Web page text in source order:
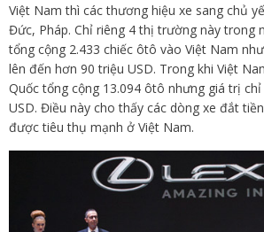
Việt Nam thì các thương hiệu xe sang chủ
Đức, Pháp. Chỉ riêng 4 thị trường này trong
tổng cộng 2.433 chiếc ôtô vào Việt Nam
lên đến hơn 90 triệu USD. Trong khi Việt
Quốc tổng cộng 13.094 ôtô nhưng giá trị
USD. Điều này cho thấy các dòng xe đắt
được tiêu thụ mạnh ở Việt Nam.